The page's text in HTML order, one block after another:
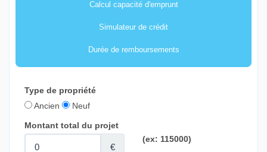
Calcul capacité d'emprunt
Simulateur de crédit
Durée de remboursements